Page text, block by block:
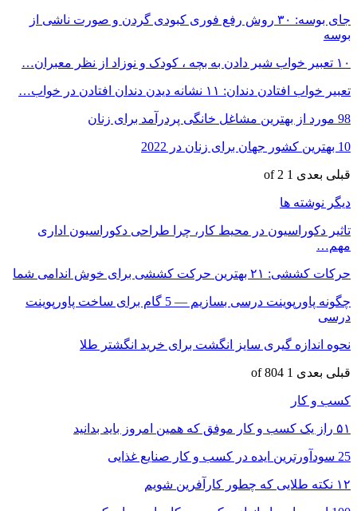
جای بوسه: ۳۰ روش رفع فوری کبودی گردن و صورت ناشی از
بوسه
۱۰ تعبیر خواب شیر دادن به بچه ، کودک و نوزاد از نظر معبران…
تعبیر خواب افتادن دندان: ۱۱ نشانه دیدن دندان افتادن در خواب…
98 مورد از بهترین مشاغل خانگی پردرآمد برای زنان
10 بهترین کشور جهان برای زنان در 2022
قبلی بعدی 1 of 2
دیگر نوشته ها
تاثیر دکوراسیون در محیط کار، چرا طراحی دکوراسیون اداری
مهم…
حرکات کششی: ۲۱ بهترین حرکت کششی برای خوش اندامی شما
چگونه پاورپوینت درسی بسازیم — 5 گام برای ساخت پاورپوینت
درسی
نحوه اندازه گیری سایز انگشت برای خرید انگشتر طلا
قبلی بعدی 1 of 804
کسب و کار
۵۱ راز یک کسب و کار موفق که همین امروز باید بدانید
25 سودآورترین ایده در کسب و کار صنایع غذایی
۱۲ نکته طلایی که چطور کارآفرین شویم